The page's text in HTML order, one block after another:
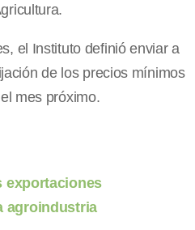
el Instituto definió enviar a
de los precios mínimos
mes próximo.
exportaciones
agroindustria